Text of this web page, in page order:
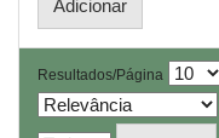
Resultados/Página